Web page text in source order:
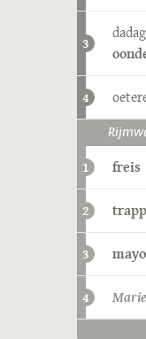
3
4
1 freis
2
3
4